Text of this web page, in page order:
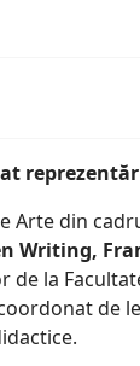
din
Writing,
la
de